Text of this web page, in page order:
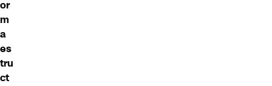
or
m
a
es
tru
ct